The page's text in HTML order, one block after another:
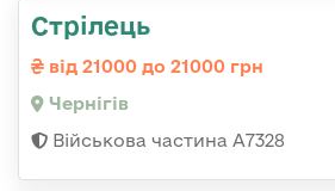
Стрілець
від 21000 до 21000 грн
Чернігів
Військова частина А7328